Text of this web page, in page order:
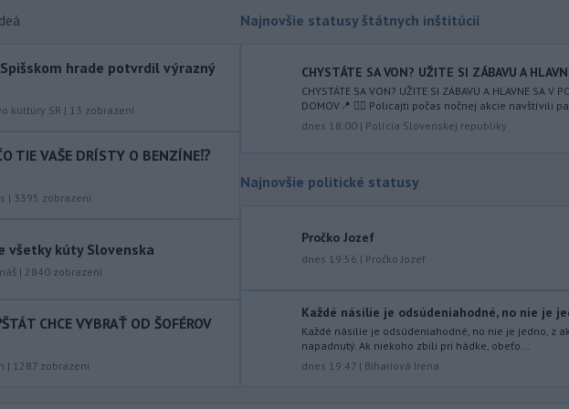
rozhodnúť o novom
generálnom prokurátorovi, ak
šesťmesačnej výpovednej lehoty.
Silné búrky vo štvrtok
vyvolali v hornatých oblastiach
zosuvy pôdy.
Slovenský
pred búrkami vo
11:18
Ministerstvo vnútra (MV) SR
požiada Národný bezpečnostnýúrad
(NBÚ) o nezávislé odborné posúdenie
hrade potvrdil výrazný
kultúry SR | 13 zobrazení
TIE VAŠE DRÍSTY O BENZÍNE⁉️
| 3395 zobrazení
všetky kúty Slovenska
| 2840 zobrazení
CHCE VYBRAŤ OD ŠOFÉROV
| 1287 zobrazení
Najnovšie statusy štátnych inštitúcií
CHYSTÁTE SA VON? UŽITE SI ZÁBAVU A
CHYSTÁTE SA VON? UŽITE SI ZÁBAVU A HLAVNE SA V
DOMOV📍 👮‍♂️ Policajti počas nočnej akcie navštívili
dnes 18:00 | Polícia Slovenskej republiky
Najnovšie politické statusy
Pročko Jozef
dnes 19:56 | Pročko Jozef
Každé násilie je odsúdeniahodné, no nie je
Každé násilie je odsúdeniahodné, no nie je jedno, z
napadnutý. Ak niekoho zbili pri hádke, obeťo...
dnes 19:47 | Bihariová Irena